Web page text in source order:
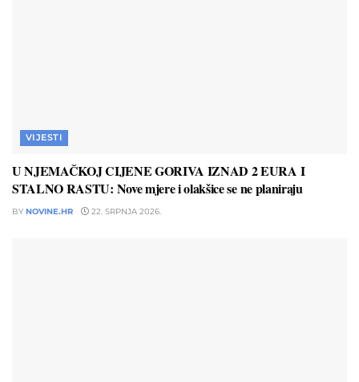
VIJESTI
U NJEMAČKOJ CIJENE GORIVA IZNAD 2 EURA I
STALNO RASTU: Nove mjere i olakšice se ne planiraju
BY NOVINE.HR 22. SRPNJA 2026.